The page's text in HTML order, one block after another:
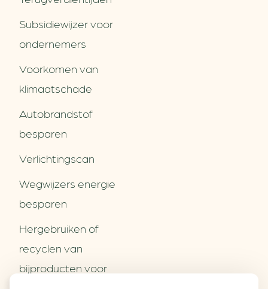
Partners
Contact
Subsidiewijzer voor
ondernemers
Voorkomen van
klimaatschade
Autobrandstof
besparen
Verlichtingscan
Wegwijzers energie
besparen
Hergebruiken of
recyclen van
bijproducten voor